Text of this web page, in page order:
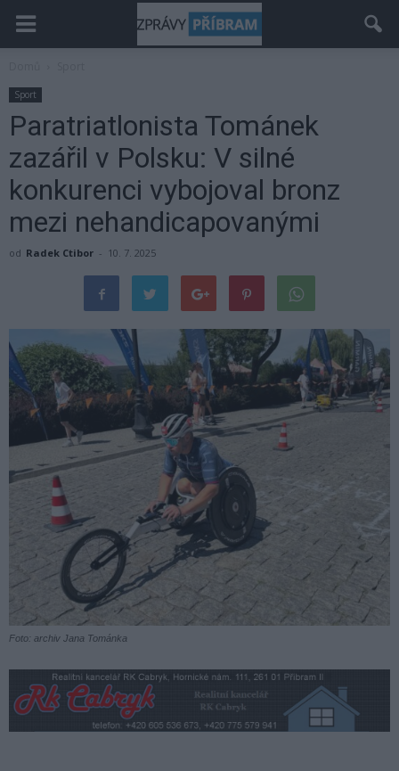
Sport
Paratriatlonista Tománek
zazářil v Polsku: V silné
konkurenci vybojoval bronz
mezi nehandicapovanými
od Radek Ctibor - 10. 7. 2025
Foto: archiv Jana Tománka